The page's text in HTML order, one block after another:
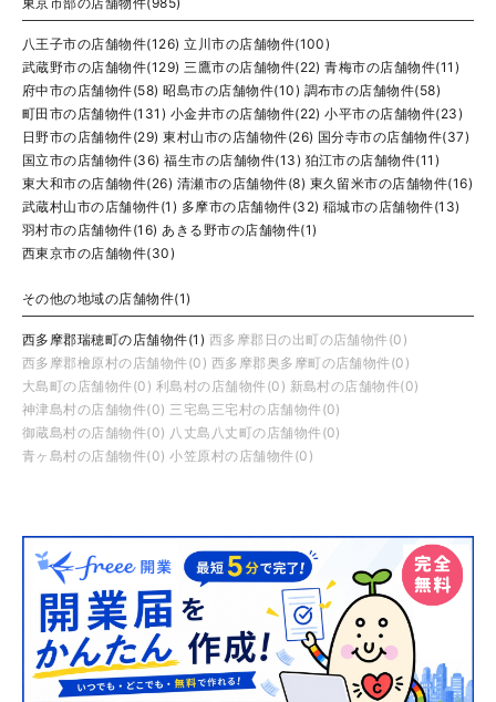
八王子市の店舗物件(126) 立川市の店舗物件(100)
武蔵野市の店舗物件(129) 三鷹市の店舗物件(22) 青梅市の店舗物件(11)
府中市の店舗物件(58) 昭島市の店舗物件(10) 調布市の店舗物件(58)
町田市の店舗物件(131) 小金井市の店舗物件(22) 小平市の店舗物件(23)
日野市の店舗物件(29) 東村山市の店舗物件(26) 国分寺市の店舗物件(37)
国立市の店舗物件(36) 福生市の店舗物件(13) 狛江市の店舗物件(11)
東大和市の店舗物件(26) 清瀬市の店舗物件(8) 東久留米市の店舗物件(16)
武蔵村山市の店舗物件(1) 多摩市の店舗物件(32) 稲城市の店舗物件(13)
羽村市の店舗物件(16) あきる野市の店舗物件(1)
西東京市の店舗物件(30)
その他の地域の店舗物件(1)
西多摩郡瑞穂町の店舗物件(1) 西多摩郡日の出町の店舗物件(0)
西多摩郡檜原村の店舗物件(0) 西多摩郡奥多摩町の店舗物件(0)
大島町の店舗物件(0) 利島村の店舗物件(0) 新島村の店舗物件(0)
神津島村の店舗物件(0) 三宅島三宅村の店舗物件(0)
御蔵島村の店舗物件(0) 八丈島八丈町の店舗物件(0)
青ヶ島村の店舗物件(0) 小笠原村の店舗物件(0)